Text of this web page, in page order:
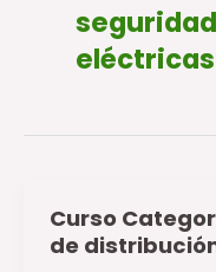
eléctricas
Curso
de
Curso
Categoría